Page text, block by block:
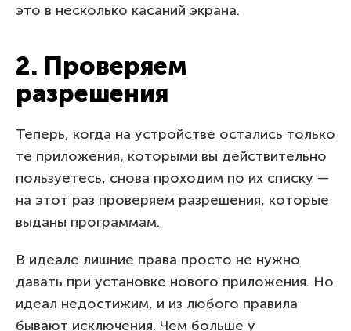
это в несколько касаний экрана.
2. Проверяем
разрешения
Теперь, когда на устройстве остались только
те приложения, которыми вы действительно
пользуетесь, снова проходим по их списку —
на этот раз проверяем разрешения, которые
выданы программам.
В идеале лишние права просто не нужно
давать при установке нового приложения. Но
идеал недостижим, и из любого правила
бывают исключения. Чем больше у